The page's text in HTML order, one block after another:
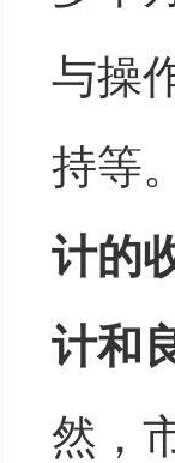
与操
持等
计的
计和
然，